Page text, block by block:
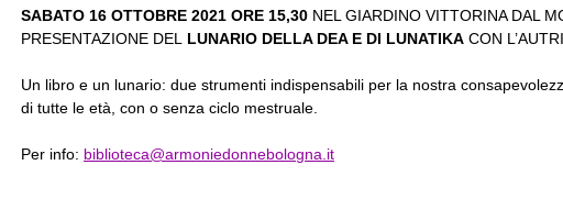
SABATO 16 OTTOBRE 2021 ORE 15,30 NEL GIARDINO VITTORINA DAL
PRESENTAZIONE DEL LUNARIO DELLA DEA E DI LUNATIKA CON
Un libro e un lunario: due strumenti indispensabili per la nostra
di tutte le età, con o senza ciclo mestruale.
Per info: biblioteca@armoniedonnebologna.it